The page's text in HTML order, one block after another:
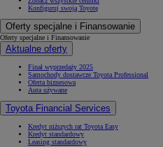
Konfiguruj swoją Toyotę
Oferty specjalne i Finansowanie
Oferty specjalne i Finansowanie
Aktualne oferty
Finał wyprzedaży 2025
Samochody dostawcze Toyota Professional
Oferta biznesowa
Auta używane
Toyota Financial Services
Kredyt niższych rat Toyota Easy
Kredyt standardowy
Leasing standardowy